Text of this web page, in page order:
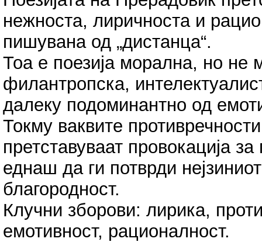
нежноста, лиричноста и
пишувана од „дистанца“.
Тоа е поезија морална, но не
филантропска,
далеку подоминантно од
Токму ваквите
претставуваат провокација
еднаш да ги потврди
благородност.
Клучни зборови: лирика,
емотивност, рационалност.